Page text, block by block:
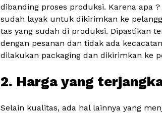
dibanding proses produksi. Karena apa
sudah layak untuk dikirimkan ke
tas yang sudah di produksi. Dipastikan
dengan pesanan dan tidak ada
dilakukan packaging dan dikirimkan ke
2. Harga yang
Selain kualitas, ada hal lainnya yang